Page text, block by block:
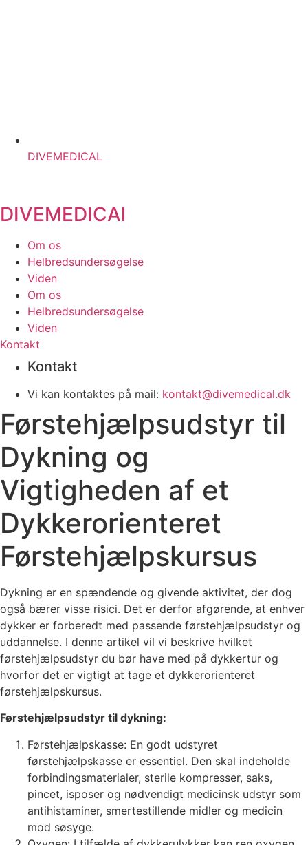
DIVEMEDICAL
DIVEMEDICAl
Om os
Helbredsundersøgelse
Viden
Om os
Helbredsundersøgelse
Viden
Kontakt
Kontakt
Vi kan kontaktes på mail: kontakt@divemedical.dk
Førstehjælpsudstyr til
Dykning og
Vigtigheden af et
Dykkerorienteret
Førstehjælpskursus
Dykning er en spændende og givende aktivitet, der dog
også bærer visse risici. Det er derfor afgørende, at enhver
dykker er forberedt med passende førstehjælpsudstyr og
uddannelse. I denne artikel vil vi beskrive hvilket
førstehjælpsudstyr du bør have med på dykkertur og
hvorfor det er vigtigt at tage et dykkerorienteret
førstehjælpskursus.
Førstehjælpsudstyr til dykning:
Førstehjælpskasse: En godt udstyret
førstehjælpskasse er essentiel. Den skal indeholde
forbindingsmaterialer, sterile kompresser, saks,
pincet, isposer og nødvendigt medicinsk udstyr som
antihistaminer, smertestillende midler og medicin
mod søsyge.